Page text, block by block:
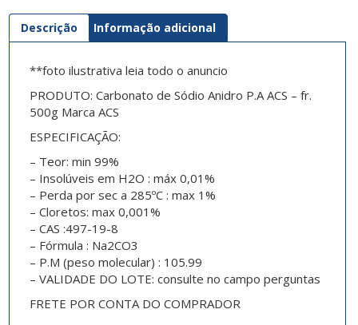
Descrição Informação adicional
**foto ilustrativa leia todo o anuncio
PRODUTO: Carbonato de Sódio Anidro P.A ACS – fr.
500g Marca ACS
ESPECIFICAÇÃO:
– Teor: min 99%
– Insolúveis em H2O : máx 0,01%
– Perda por sec a 285ºC : max 1%
– Cloretos: max 0,001%
– CAS :497-19-8
– Fórmula : Na2CO3
– P.M (peso molecular) : 105.99
– VALIDADE DO LOTE: consulte no campo perguntas
FRETE POR CONTA DO COMPRADOR